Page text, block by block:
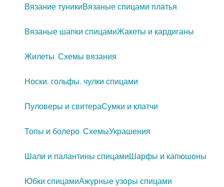
Вязание туникиВязаные спицами платья
Вязаные шапки спицамиЖакеты и кардиганы
Жилеты. Схемы вязания
Носки, гольфы, чулки спицами
Пуловеры и свитераСумки и клатчи
Топы и болеро. СхемыУкрашения
Шали и палантины спицамиШарфы и капюшоны
Юбки спицамиАжурные узоры спицами